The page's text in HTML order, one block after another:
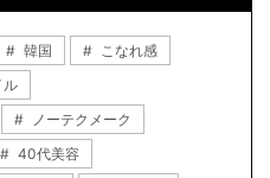
韓国
こなれ感
ル
ノーテクメーク
40代美容